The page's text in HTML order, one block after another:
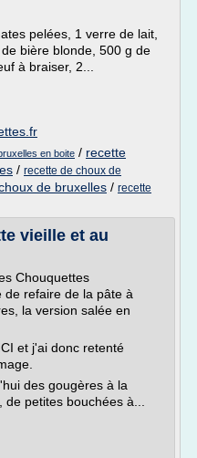
pelées, 1 verre de lait,
bière blonde, 500 g de
à braiser, 2...
en boite / recette
/ recette de choux de
de bruxelles / recette
vieille et au
Chouquettes
de refaire de la pâte à
la version salée en
et j'ai donc retenté
des gougères à la
petites bouchées à...